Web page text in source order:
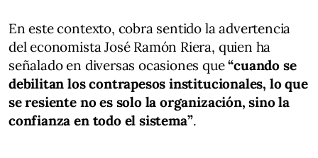
En este contexto, cobra sentido la advertencia
del economista José Ramón Riera, quien ha
señalado en diversas ocasiones que“cuando se
debilitan los contrapesos institucionales, lo que
se resiente no es solo la organización, sino la
confianza en todo el sistema”.